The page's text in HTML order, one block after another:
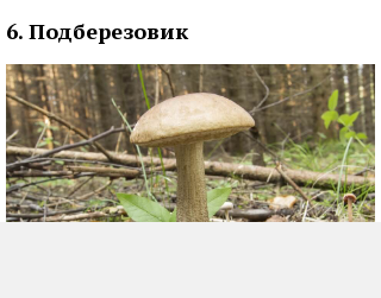
6. Подберезовик